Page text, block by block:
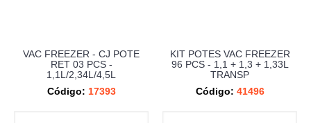
VAC FREEZER - CJ POTE
RET 03 PCS -
1,1L/2,34L/4,5L
Código: 17393
KIT POTES VAC FREEZER
96 PCS - 1,1 + 1,3 + 1,33L
TRANSP
Código: 41496